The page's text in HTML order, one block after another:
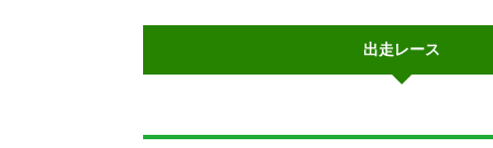
出走レース